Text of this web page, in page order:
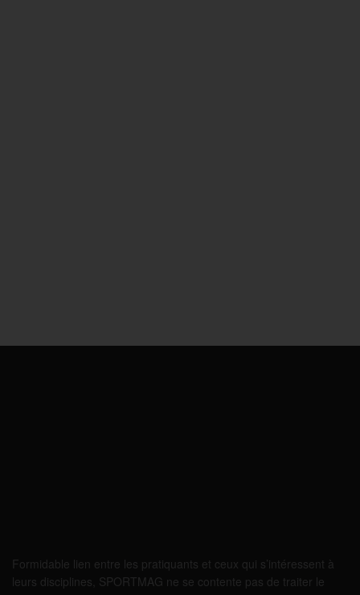
Formidable lien entre les pratiquants et ceux qui s’intéressent à
leurs disciplines, SPORTMAG ne se contente pas de traiter le